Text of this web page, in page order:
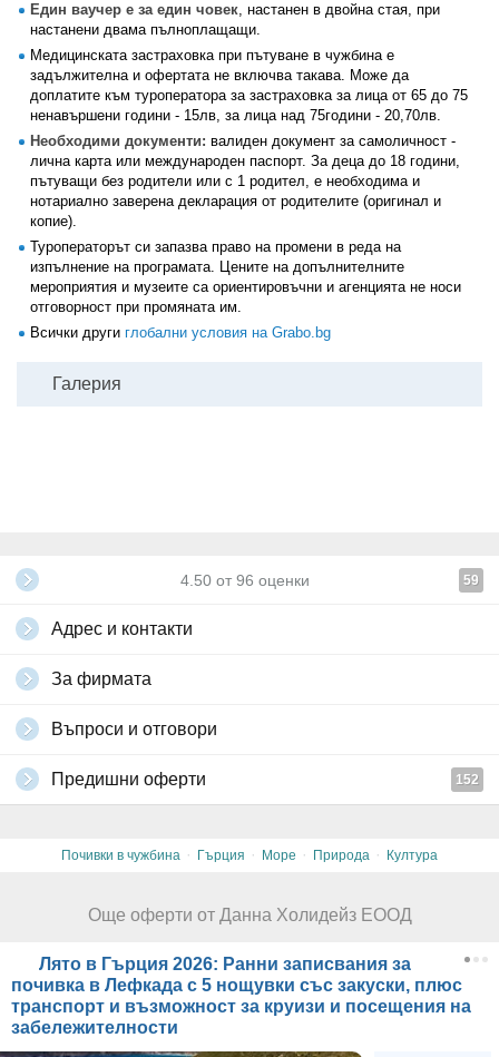
Един ваучер е за един човек, настанен в двойна стая, при
настанени двама пълноплащащи.
Медицинската застраховка при пътуване в чужбина е
задължителна и офертата не включва такава. Може да
доплатите към туроператора за застраховка за лица от 65 до 75
ненавършени години - 15лв, за лица над 75години - 20,70лв.
Необходими документи: валиден документ за самоличност -
лична карта или международен паспорт. За деца до 18 години,
пътуващи без родители или с 1 родител, е необходима и
нотариално заверена декларация от родителите (оригинал и
копие).
Туроператорът си запазва право на промени в реда на
изпълнение на програмата. Цените на допълнителните
мероприятия и музеите са ориентировъчни и агенцията не носи
отговорност при промяната им.
Всички други глобални условия на Grabo.bg
Галерия
4.50 от 96 оценки 59
Адрес и контакти
За фирмата
Въпроси и отговори
Предишни оферти 152
Почивки в чужбина · Гърция · Море · Природа · Култура
Още оферти от Данна Холидейз ЕООД
Лято в Гърция 2026: Ранни записвания за
почивка в Лефкада с 5 нощувки със закуски, плюс
транспорт и възможност за круизи и посещения на
забележителности